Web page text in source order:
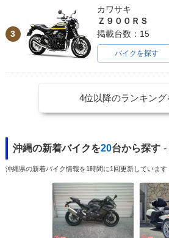
3
カワサキ
Ｚ９００ＲＳ
掲載台数：15
バイクを探す
4位以降のランキング
沖縄の新着バイクを20台から探す -
沖縄県の新着バイク情報を1時間に1回更新しています